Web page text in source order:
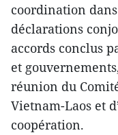
coordination
déclarations
accords conclus
et
réunion du
Vietnam-Laos et
coopération.